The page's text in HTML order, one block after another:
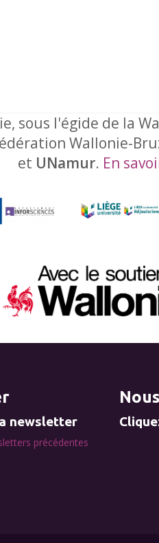
sous l'égide de la
Wallonie-
et UNamur. En
newsletter
précédentes